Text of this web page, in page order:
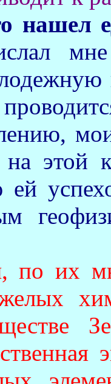
нашел
на этой
ей
по их